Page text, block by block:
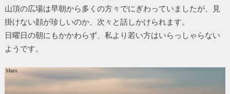
山頂の広場は早朝から多くの方々でにぎわっていましたが、見
掛けない顔が珍しいのか、次々と話しかけられます。
日曜日の朝にもかかわらず、私より若い方はいらっしゃらない
ようです。